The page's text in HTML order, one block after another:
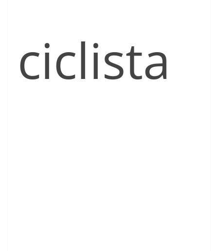
ciclista